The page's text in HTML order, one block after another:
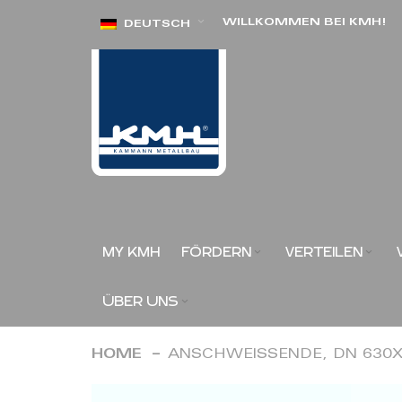
Direkt DEUTSCH WILLKOMMEN BEI KMH!
MY KMH FÖRDERN VERTEILEN
ÜBER UNS
HOME ANSCHWEISSENDE, DN